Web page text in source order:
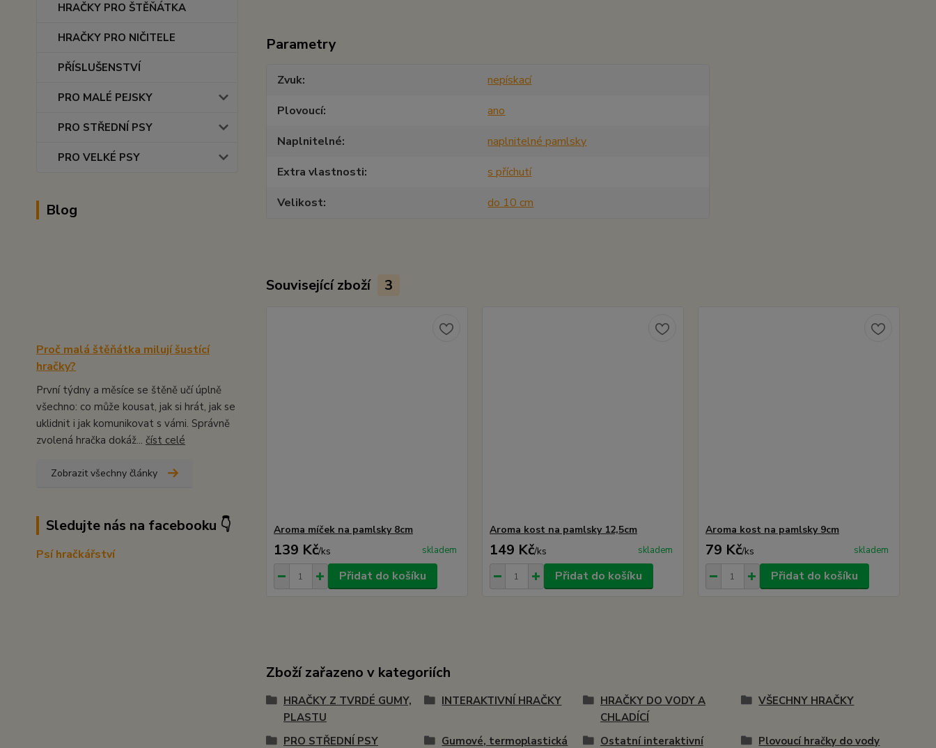
HRAČKY PRO ŠTĚŇÁTKA
HRAČKY PRO NIČITELE
PŘÍSLUŠENSTVÍ
PRO MALÉ PEJSKY
PRO STŘEDNÍ PSY
PRO VELKÉ PSY
Blog
Proč malá štěňátka milují šustící
hračky?
První týdny a měsíce se štěně učí úplně
všechno: co může kousat, jak si hrát, jak se
uklidnit i jak komunikovat s vámi. Správně
zvolená hračka dokáž... číst celé
Zobrazit všechny články
Sledujte nás na facebooku 👇
Psí hračkářství
Parametry
Zvuk
nepískací
Plovoucí
ano
Naplnitelné
naplnitelné pamlsky
Extra vlastnosti
s příchutí
Velikost
do 10 cm
Související zboží 3
Aroma míček na pamlsky 8cm
139 Kč/ks skladem
Přidat do košíku
Aroma kost na pamlsky 12,5cm
149 Kč/ks skladem
Přidat do košíku
Aroma kost na pamlsky 9cm
79 Kč/ks skladem
Přidat do košíku
Zboží zařazeno v kategoriích
HRAČKY Z TVRDÉ GUMY,
PLASTU
INTERAKTIVNÍ HRAČKY
HRAČKY DO VODY A
CHLADÍCÍ
VŠECHNY HRAČKY
PRO STŘEDNÍ PSY Gumové, termoplastická Ostatní interaktivní Plovoucí hračky do vody